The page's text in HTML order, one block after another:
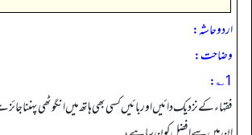
اردو حاشہ:
وضاحت:
1؎:
فقہاء کے نزدیک دائیں اور بائیں کسی بھی ہاتھ میں انگوٹھی پہننا